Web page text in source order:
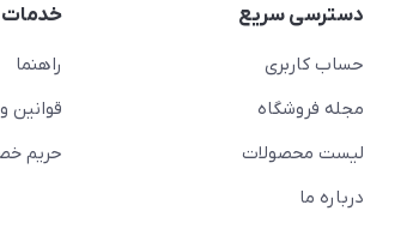
دسترسی سریع
حساب کاربری
مجله فروشگاه
لیست محصولات
درباره ما
خدمات
راهنما
قوانین
حریم